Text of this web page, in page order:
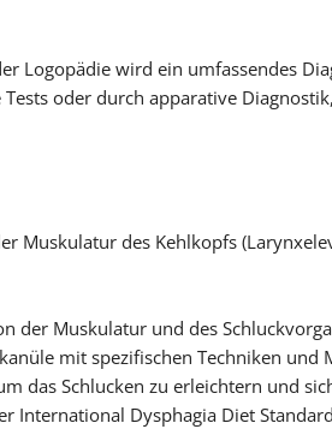
Logopädie wird ein umfassendes
oder durch apparative
Muskulatur des Kehlkopfs
der Muskulatur und des
mit spezifischen Techniken und
das Schlucken zu erleichtern und
Dysphagia Diet